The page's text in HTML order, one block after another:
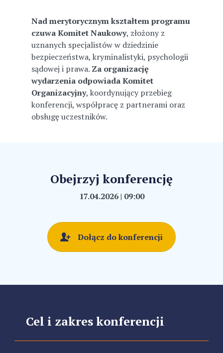
Nad merytorycznym kształtem programu
czuwa Komitet Naukowy, złożony z
uznanych specjalistów w dziedzinie
bezpieczeństwa, kryminalistyki, psychologii
sądowej i prawa. Za organizację
wydarzenia odpowiada Komitet
Organizacyjny, koordynujący przebieg
konferencji, współpracę z partnerami oraz
obsługę uczestników.
Obejrzyj konferencję
17.04.2026 | 09:00
Dołącz do konferencji
Cel i zakres konferencji